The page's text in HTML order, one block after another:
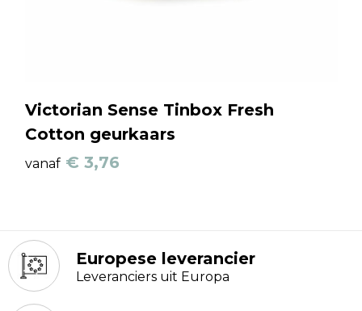
Victorian Sense Tinbox Fresh
Cotton geurkaars
vanaf € 3,76
Europese leverancier
Leveranciers uit Europa